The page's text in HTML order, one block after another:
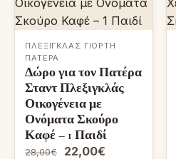
ΠΛΕΞΙΓΚΛΆΣ ΓΙΟΡΤΉ
ΠΑΤΈΡΑ
Δώρο για τον Πατέρα
Σταντ Πλεξιγκλάς
Οικογένεια με
Ονόματα Σκούρο
Καφέ – 1 Παιδί
28,00€ 22,00€